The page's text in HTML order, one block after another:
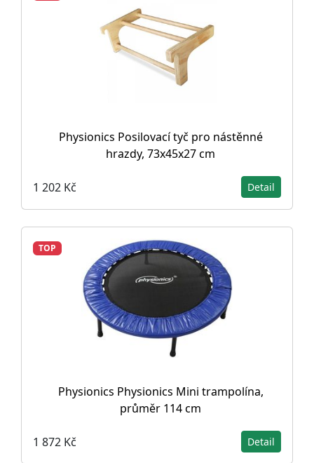
Physionics Posilovací tyč pro nástěnné
hrazdy, 73x45x27 cm
1 202 Kč Detail
TOP
Physionics Physionics Mini trampolína,
průměr 114 cm
1 872 Kč Detail